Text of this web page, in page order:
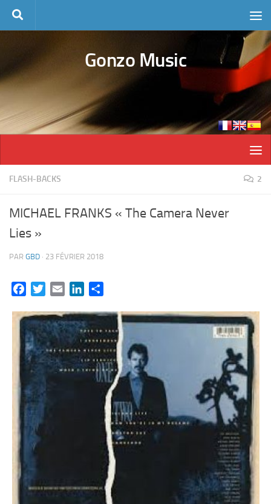
Skip to content
Gonzo Music
FLASH-BACKS 2
MICHAEL FRANKS « The Camera Never
Lies »
PAR GBD · 23 FÉVRIER 2018
FacebookTwitterEmail LinkedIn